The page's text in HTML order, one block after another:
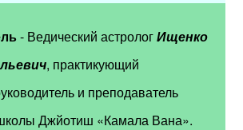
- Ведический астрологИщенко
, практикующий
и преподаватель
Джйотиш «Камала Вана».